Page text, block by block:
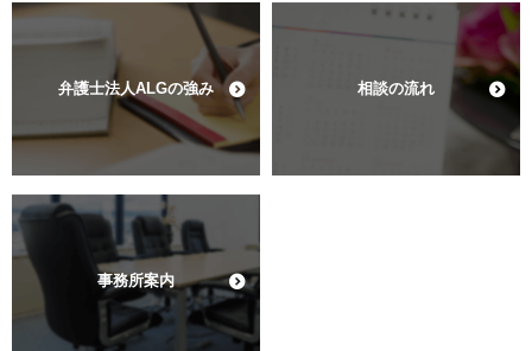
弁護士法人ALGの強み 相談の流れ
事務所案内